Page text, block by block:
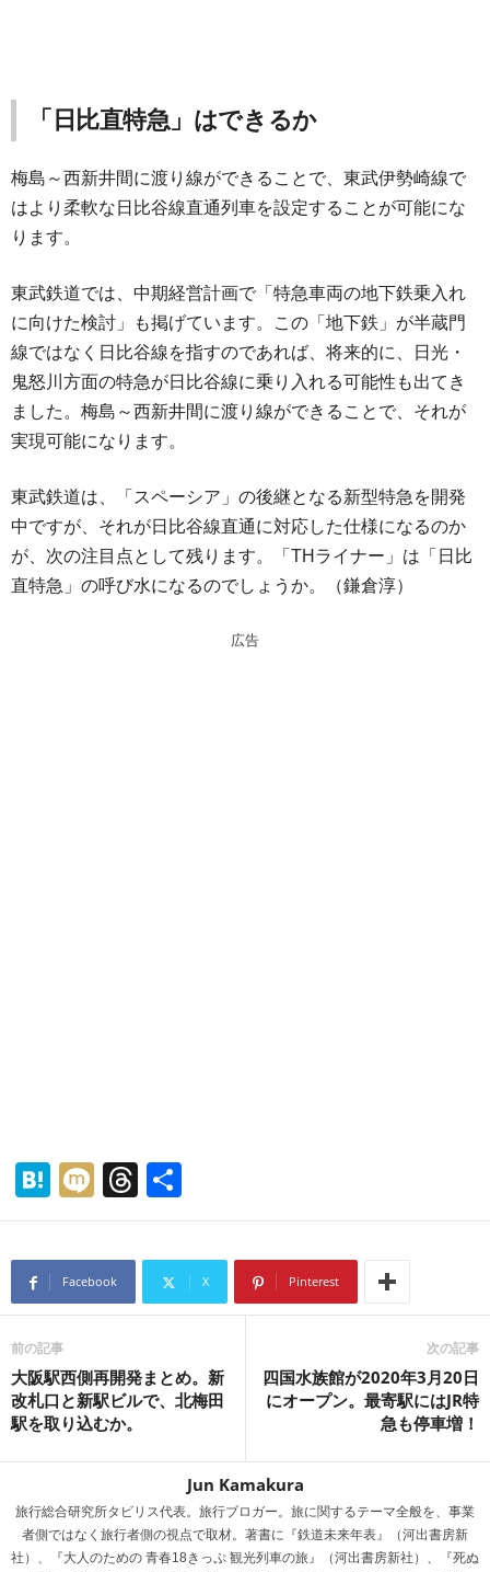
「日比直特急」はできるか
梅島～西新井間に渡り線ができることで、東武伊勢崎線で
はより柔軟な日比谷線直通列車を設定することが可能にな
ります。
東武鉄道では、中期経営計画で「特急車両の地下鉄乗入れ
に向けた検討」も掲げています。この「地下鉄」が半蔵門
線ではなく日比谷線を指すのであれば、将来的に、日光・
鬼怒川方面の特急が日比谷線に乗り入れる可能性も出てき
ました。梅島～西新井間に渡り線ができることで、それが
実現可能になります。
東武鉄道は、「スペーシア」の後継となる新型特急を開発
中ですが、それが日比谷線直通に対応した仕様になるのか
が、次の注目点として残ります。「THライナー」は「日比
直特急」の呼び水になるのでしょうか。（鎌倉淳）
広告
H
at
e
n
a
M
ixi
T
hr
e
d
有
Facebook X Pinterest
前の記事
大阪駅西側再開発まとめ。新
改札口と新駅ビルで、北梅田
駅を取り込むか。
次の記事
四国水族館が2020年3月20日
にオープン。最寄駅にはJR特
急も停車増！
Jun Kamakura
旅行総合研究所タビリス代表。旅行ブロガー。旅に関するテーマ全般を、事業
者側ではなく旅行者側の視点で取材。著書に『鉄道未来年表』（河出書房新
社）、『大人のための 青春18きっぷ 観光列車の旅』（河出書房新社）、『死ぬ